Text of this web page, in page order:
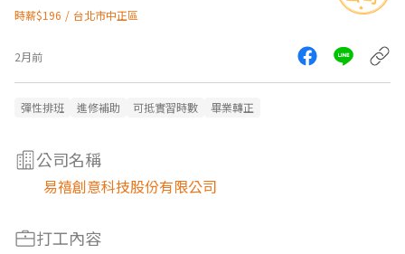
時薪$196 / 台北市中正區
2月前
彈性排班 進修補助 可抵實習時數 畢業轉正
公司名稱
易禧創意科技股份有限公司
打工內容